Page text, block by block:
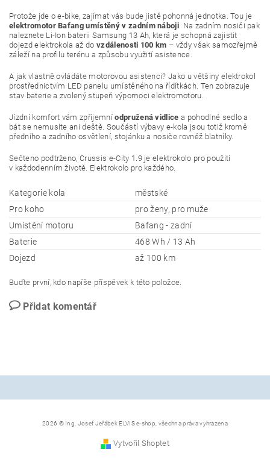
Protože jde o e-bike, zajímat vás bude jistě pohonná jednotka. Tou je
elektromotor Bafang umístěný v zadním náboji. Na zadním nosiči pak
naleznete Li-Ion baterii Samsung 13 Ah, která je schopná zajistit
dojezd elektrokola až dovzdálenosti 100 km – vždy však samozřejmě
záleží na profilu terénu a způsobu využití asistence.
A jak vlastně ovládáte motorovou asistenci? Jako u většiny elektrokol
prostřednictvím LED panelu umístěného na řídítkách. Ten zobrazuje
stav baterie a zvolený stupeň výpomoci elektromotoru.
Jízdní komfort vám zpříjemníodpružená vidlice a pohodlné sedlo a
bát se nemusíte ani deště. Součástí výbavy e-kola jsou totiž kromě
předního a zadního osvětlení, stojánku a nosiče rovněž blatníky.
Sečteno podtrženo, Crussis e-City 1.9 je elektrokolo pro použití
v každodenním životě. Elektrokolo pro každého.
Kategorie kola
městské
Pro koho
pro ženy, pro muže
Umístění motoru
Bafang - zadní
Baterie
468 Wh / 13 Ah
Dojezd
až 100 km
Buďte první, kdo napíše příspěvek k této položce.
Přidat komentář
2026 © Ing. Josef Jeřábek ELVIS e-shop, všechna práva vyhrazena
Vytvořil Shoptet